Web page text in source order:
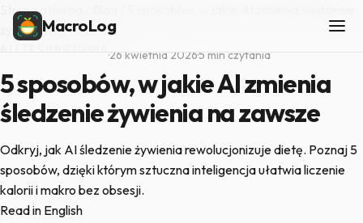
MacroLog
Strona główna
żywienia na zawsze
·26 kwietnia 2026·5 min czytania
5 sposobów, w jakie AI zmienia
śledzenie żywienia na zawsze
Odkryj, jak AI śledzenie żywienia rewolucjonizuje dietę. Poznaj 5
sposobów, dzięki którym sztuczna inteligencja ułatwia liczenie
kalorii i makro bez obsesji.
Read in English